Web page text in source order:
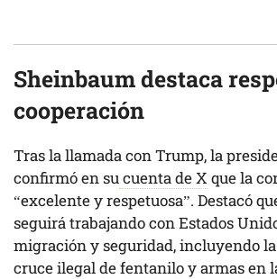
Sheinbaum destaca
cooperación
Tras la llamada con Trump, la
confirmó en sucuenta de X que la
“excelente y respetuosa”. Destacó
seguirá trabajando con Estados
migración y seguridad, incluyendo
cruce ilegal de fentanilo y armas en